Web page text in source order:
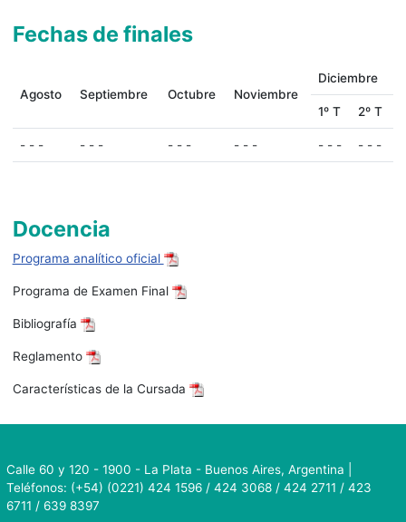
Fechas de finales
Agosto Septiembre Octubre Noviembre
Diciembre
1º T 2º T
- - - - - - - - - - - - - - - - - -
Docencia
Programa analítico oficial
Programa de Examen Final
Bibliografía
Reglamento
Características de la Cursada
Calle 60 y 120 - 1900 - La Plata - Buenos Aires, Argentina |
Teléfonos: (+54) (0221) 424 1596 / 424 3068 / 424 2711 / 423
6711 / 639 8397